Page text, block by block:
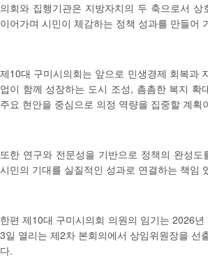
의회와 집행기관은 지방자치의 두 축으로서
이어가며 시민이 체감하는 정책 성과를 만들어
제10대 구미시의회는 앞으로 민생경제 회복과
업이 함께 성장하는 도시 조성, 촘촘한 복지
주요 현안을 중심으로 의정 역량을 집중할 계획
또한 연구와 전문성을 기반으로 정책의 완성
시민의 기대를 실질적인 성과로 연결하는 책임
한편 제10대 구미시의회 의원의 임기는 2026
3일 열리는 제2차 본회의에서 상임위원장을 선
다.